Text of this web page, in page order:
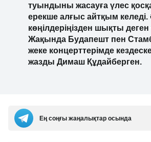
туындыны жасауға үлес
ерекше алғыс айтқым келеді.
көңілдеріңізден шықты деген
Жақында Будапешт пен
жеке концерттерімде
жазды Димаш Құдайберген.
Ең соңғы жаңалықтар осында